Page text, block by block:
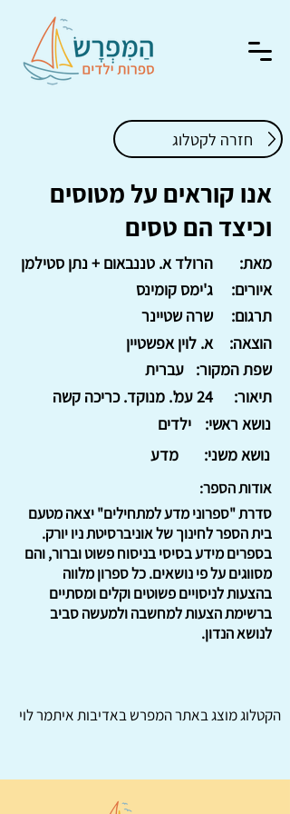
חזרה לקטלוג
אנו קוראים על מטוסים
וכיצד הם טסים
הרולד א. טננבאום + נתן סטילמן
מאת:
ג'ימס קומינס
איורים:
שרה שטיינר
תרגום:
א. לוין אפשטיין
הוצאה:
עברית
שפת המקור:
24 עמ'. מנוקד. כריכה קשה
תיאור:
ילדים
נושא ראשי:
מדע
נושא משני:
אודות הספר:
סדרת "ספרוני מדע למתחילים" יצאה מטעם
בית הספר לחינוך של אוניברסיטת ניו יורק.
בספרים מידע בסיסי בניסוח פשוט וברור, והם
מסווגים על פי נושאים. כל ספרון מלווה
בהצעות לניסויים פשוטים וקלים ומסתיים
ברשימת הצעות למחשבה ולמעשה סביב
לנושא הנדון.
הקטלוג מוצג באתרהמפרשבאדיבות איתמר לוי